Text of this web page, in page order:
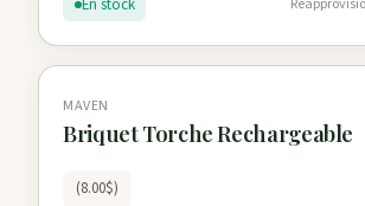
En stock
MAVEN
Briquet Torche Rechargeable
(8.00$)